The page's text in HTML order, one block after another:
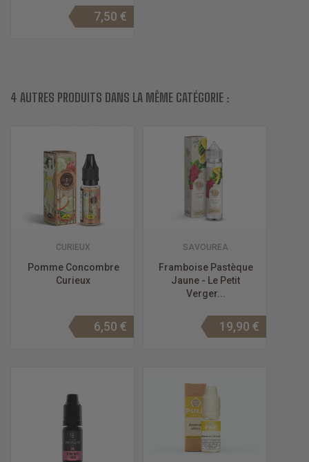
7,50 €
4 AUTRES PRODUITS DANS LA MÊME CATÉGORIE :
CURIEUX
Pomme Concombre
Curieux
6,50 €
SAVOUREA
Framboise Pastèque
Jaune - Le Petit
Verger...
19,90 €